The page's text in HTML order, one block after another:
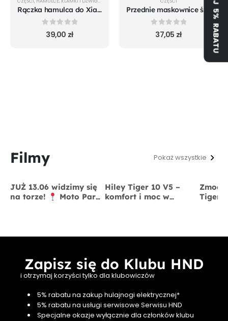
Rączka hamulca do Xiaomi m365 Pro Mi 1S Pro 2 Essential oryginal
0out of 5
39,00 zł
Przednie maskownice śrub koła do Xiaomi m365 Pro Mi 1S Pro 2 Essential
out of 5
37,05 zł
Filmy Pokaż wszystkie
JUŻ 13.06 widzimy się
na torze!
Moto Park
Hiley Tiger 10 V5 –
komfort i moc w
Tiger
Zapisz się do Klubu HND
i otrzymaj korzyści tylko dla klubowiczów
5% rabatu na zakup hulajnogi elektrycznej*
5% rabatu na usługi serwisowe Serwisu HND
Specjalne okazje wyłącznie dla członków klubu